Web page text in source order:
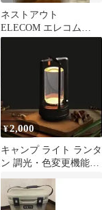
ネストアウト
ELECOM エレコム
NESTOUT LAMP-1
¥2,000
キャンプ ライト ランタ
ン 調光・色変更機能付
き 充電式 オシャレキャ
ンパー必須